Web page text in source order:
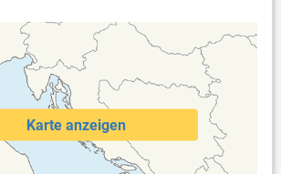
Karte anzeigen